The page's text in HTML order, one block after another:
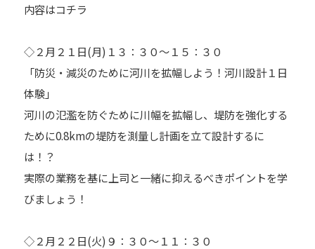
内容はコチラ
◇２月２１日(月)１３：３０～１５：３０
「防災・減災のために河川を拡幅しよう！河川設計１日
体験」
河川の氾濫を防ぐために川幅を拡幅し、堤防を強化する
ために0.8kmの堤防を測量し計画を立て設計するに
は！？
実際の業務を基に上司と一緒に抑えるべきポイントを学
びましょう！
◇２月２２日(火)９：３０～１１：３０